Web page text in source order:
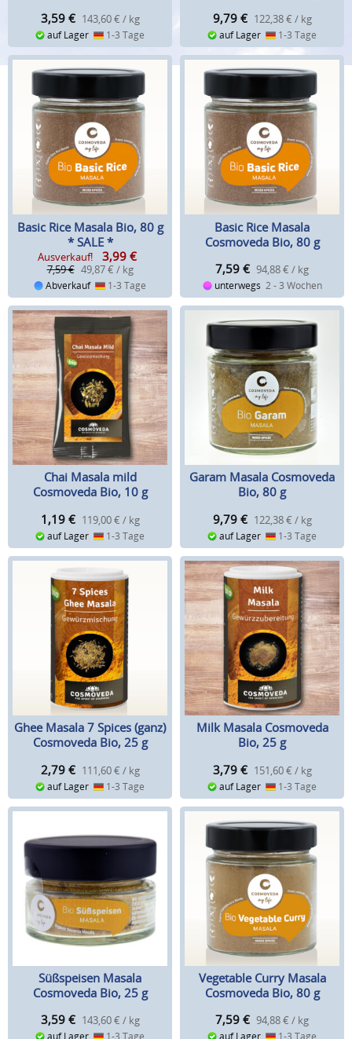
3,59 € 143,60 € / kg
auf Lager 1-3 Tage
9,79 € 122,38 € / kg
auf Lager 1-3 Tage
Basic Rice Masala Bio, 80 g
* SALE *
Ausverkauf! 3,99 €
7,59 € 49,87 € / kg
Abverkauf 1-3 Tage
Basic Rice Masala
Cosmoveda Bio, 80 g
7,59 € 94,88 € / kg
unterwegs 2 - 3 Wochen
Chai Masala mild
Cosmoveda Bio, 10 g
1,19 € 119,00 € / kg
auf Lager 1-3 Tage
Garam Masala Cosmoveda
Bio, 80 g
9,79 € 122,38 € / kg
auf Lager 1-3 Tage
Ghee Masala 7 Spices (ganz)
Cosmoveda Bio, 25 g
2,79 € 111,60 € / kg
auf Lager 1-3 Tage
Milk Masala Cosmoveda
Bio, 25 g
3,79 € 151,60 € / kg
auf Lager 1-3 Tage
Süßspeisen Masala
Cosmoveda Bio, 25 g
3,59 € 143,60 € / kg
Vegetable Curry Masala
Cosmoveda Bio, 80 g
7,59 € 94,88 € / kg